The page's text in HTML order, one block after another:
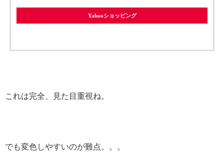
Yahooショッピング
これは完全、見た目重視ね。
でも変色しやすいのが難点。。。